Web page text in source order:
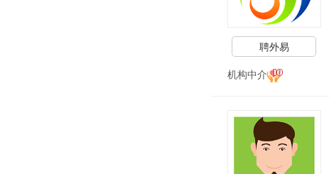
聘外易
机构中介